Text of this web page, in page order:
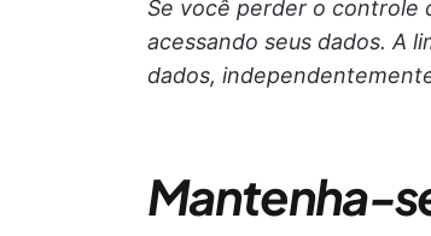
Se você perder o controle
acessando seus dados. A
dados,
Mantenha-